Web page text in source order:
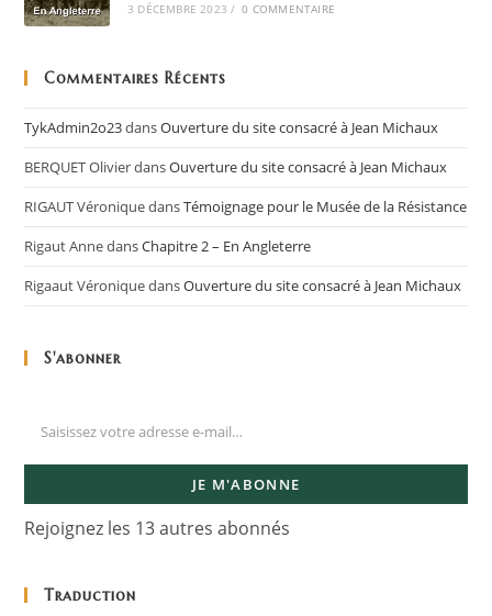
3 DÉCEMBRE 2023 / 0 COMMENTAIRE
Commentaires Récents
TykAdmin2o23dansOuverture du site consacré à Jean Michaux
BERQUET OlivierdansOuverture du site consacré à Jean Michaux
RIGAUT VéroniquedansTémoignage pour le Musée de la Résistance
Rigaut AnnedansChapitre 2 – En Angleterre
Rigaaut VéroniquedansOuverture du site consacré à Jean Michaux
S'abonner
JE M'ABONNE
Rejoignez les 13 autres abonnés
Traduction